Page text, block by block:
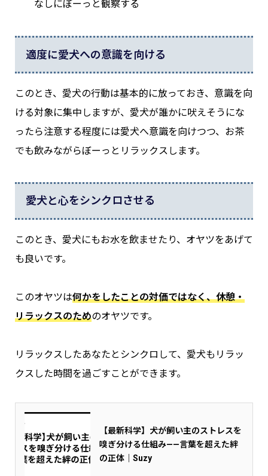
なしにぼーっと観察する
適度に愛犬への意識を向ける
このとき、愛犬の行動は基本的に放っておき、意識を向
ける対象に集中しますが、愛犬が誰かに吠えそうにな
ったら注意する程度には愛犬へ意識を向けつつ、お茶
でも飲みながらぼーっとリラックスします。
愛犬と心をシンクロさせる
このとき、愛犬にもお水を飲ませたり、オヤツをあげて
も良いです。
このオヤツは何かをしたことの対価ではなく、休憩・
リラックスのためのオヤツです。
リラックスしたあなたとシンクロして、愛犬もリラッ
クスした時間を過ごすことができます。
【最新科学】犬が飼い主のストレスを
嗅ぎ分ける仕組み——言葉を超えた絆
の正体｜Suzy